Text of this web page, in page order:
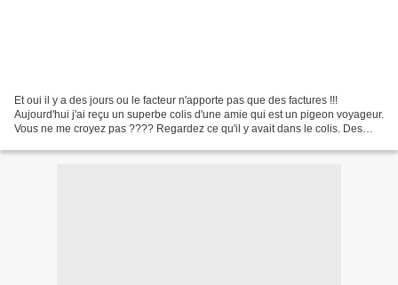
Et oui il y a des jours ou le facteur n'apporte pas que des factures !!!
Aujourd'hui j'ai reçu un superbe colis d'une amie qui est un pigeon voyageur.
Vous ne me croyez pas ???? Regardez ce qu'il y avait dans le colis. Des